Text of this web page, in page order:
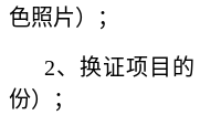
色照片）；
2、换证项目
份）；